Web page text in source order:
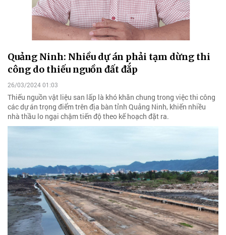
Quảng Ninh: Nhiều dự án phải tạm dừng thi
công do thiếu nguồn đất đắp
26/03/2024 01:03
Thiếu nguồn vật liệu san lấp là khó khăn chung trong việc thi công
các dự án trọng điểm trên địa bàn tỉnh Quảng Ninh, khiến nhiều
nhà thầu lo ngại chậm tiến độ theo kế hoạch đặt ra.